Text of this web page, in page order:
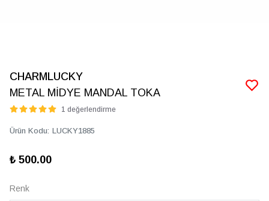
CHARMLUCKY
METAL MİDYE MANDAL TOKA
1 değerlendirme
Ürün Kodu: LUCKY1885
₺ 500.00
Renk